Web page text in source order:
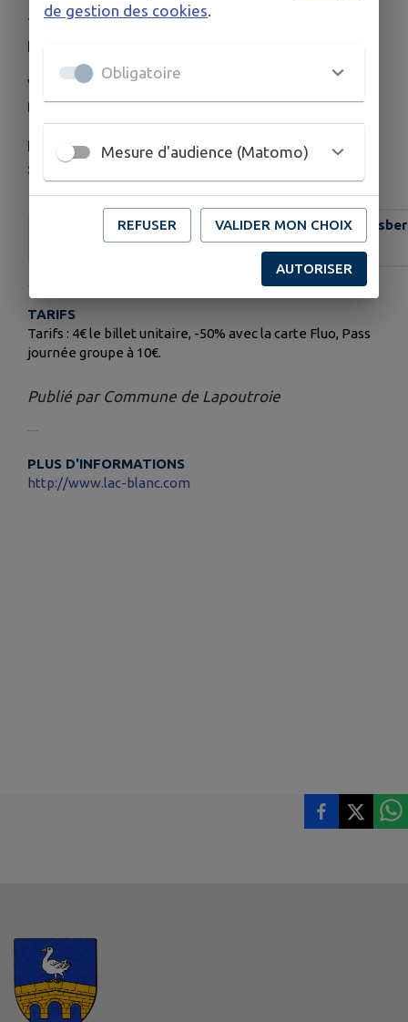
Tarifs : 4€ le billet unitaire, -50% avec la carte
Fluo, Pass journée groupe à 10€.
Vélos acceptés sur réservation auprès du
transporteur :03 89 76 91 61
En savoir plus (arrêts, horaires, tarifs)
:
Communauté de Communes de la Vallée de
TARIFS
Tarifs : 4€ le billet unitaire, -50% avec la carte Fluo, Pass
journée groupe à 10€.
Publié par Commune de Lapoutroie
PLUS D'INFORMATIONS
http://www.lac-blanc.com
de gestion des cookies
Obligatoire
Mesure d'audience (Matomo)
REFUSER VALIDER MON CHOIX
AUTORISER